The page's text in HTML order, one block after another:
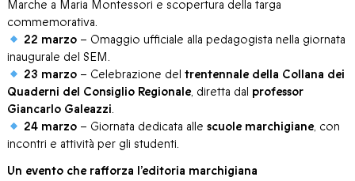
Marche a Maria Montessori e scopertura della targa
commemorativa.
22 marzo – Omaggio ufficiale alla pedagogista nella giornata
inaugurale del SEM.
23 marzo – Celebrazione deltrentennale della Collana dei
Quaderni del Consiglio Regionale, diretta dal professor
Giancarlo Galeazzi.
24 marzo – Giornata dedicata allescuole marchigiane, con
incontri e attività per gli studenti.
Un evento che rafforza l’editoria marchigiana